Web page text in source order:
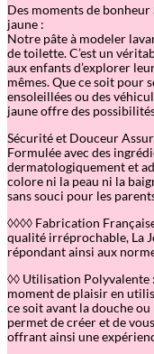
Des moments de bonheur
jaune :
Notre pâte à modeler
de toilette. C’est un
aux enfants d’explorer
mêmes. Que ce soit pour
ensoleillées ou des
jaune offre des
Sécurité et Douceur
Formulée avec des
dermatologiquement et
colore ni la peau ni la
sans souci pour les
◊◊◊◊ Fabrication
qualité irréprochable, La
répondant ainsi aux
◊◊ Utilisation Polyvalente
moment de plaisir en
ce soit avant la douche
permet de créer et de
offrant ainsi une